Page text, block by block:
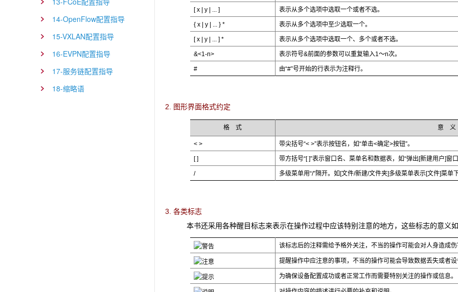
14-OpenFlow配置指导
15-VXLAN配置指导
16-EVPN配置指导
17-服务链配置指导
18-缩略语
[ x | y | ... ] 表示从多个选项中选取一个或者不选。
{ x | y | ... } * 表示从多个选项中至少选取一个。
[ x | y | ... ] * 表示从多个选项中选取一个、多个或者不选。
&<1-n> 表示符号&前面的参数可以重复输入1～n次。
# 由“#”号开始的行表示为注释行。
2. 图形界面格式约定
格 式 意 义
< > 带尖括号“< >”表示按钮名，如“单击<确定>按钮”。
[ ] 带方括号“[ ]”表示窗口名、菜单名和数据表，如“弹出[新建用户]窗
/ 多级菜单用“/”隔开。如[文件/新建/文件夹]多级菜单表示[文件]菜
3. 各类标志
本书还采用各种醒目标志来表示在操作过程中应该特别注意的地方，这些标志的意义
该标志后的注释需给予格外关注，不当的操作可能会对人身造成
提醒操作中应注意的事项，不当的操作可能会导致数据丢失或者
为确保设备配置成功或者正常工作而需要特别关注的操作或信息。